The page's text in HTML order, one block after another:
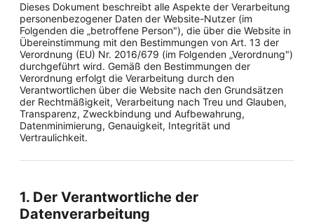
Dieses Dokument beschreibt alle Aspekte der Verarbeitung
personenbezogener Daten der Website-Nutzer (im
Folgenden die „betroffene Person"), die über die Website in
Übereinstimmung mit den Bestimmungen von Art. 13 der
Verordnung (EU) Nr. 2016/679 (im Folgenden „Verordnung")
durchgeführt wird. Gemäß den Bestimmungen der
Verordnung erfolgt die Verarbeitung durch den
Verantwortlichen über die Website nach den Grundsätzen
der Rechtmäßigkeit, Verarbeitung nach Treu und Glauben,
Transparenz, Zweckbindung und Aufbewahrung,
Datenminimierung, Genauigkeit, Integrität und
Vertraulichkeit.
1. Der Verantwortliche der
Datenverarbeitung